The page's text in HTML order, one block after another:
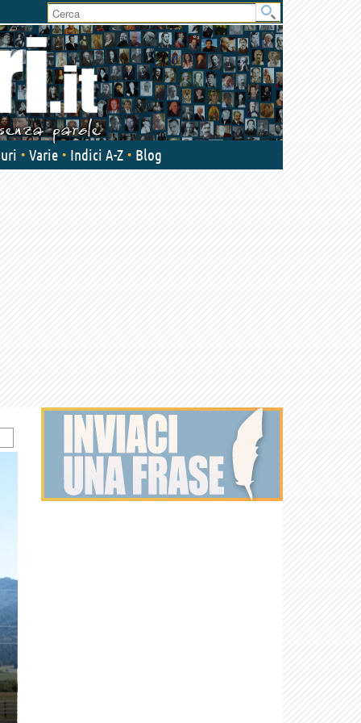
User
area
Varie Indici A-Z Blog